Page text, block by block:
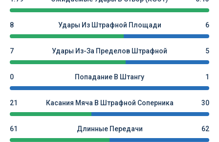
8 Удары Из Штрафной Площади 6
7 Удары Из-За Пределов Штрафной 5
0 Попадание В Штангу 1
21 Касания Мяча В Штрафной Соперника 30
61 Длинные Передачи 62